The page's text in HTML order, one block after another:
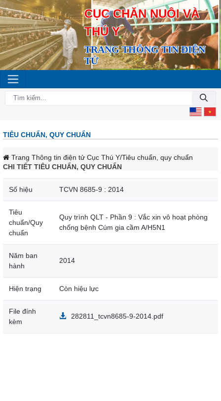
CỤC CHĂN NUÔI VÀ
THÚ Y
TRANG THÔNG TIN ĐIỆN
TỬ
TIÊU CHUẨN, QUY CHUẨN
Trang Thông tin điện tử Cục Thú Y/Tiêu chuẩn, quy chuẩn
CHI TIẾT TIÊU CHUẨN, QUY CHUẨN
Số hiệu TCVN 8685-9 : 2014
Tiêu
chuẩn/Quy
chuẩn
Quy trình QLT - Phần 9 : Vắc xin vô hoạt phòng
chống bệnh Cúm gia cầm A/H5N1
Năm ban
hành
2014
Hiện trạng Còn hiệu lực
File đính
kèm
282811_tcvn8685-9-2014.pdf